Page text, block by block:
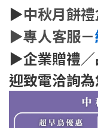
▶中秋月餅
▶專人客服－
▶企業贈禮／
迎致電洽詢